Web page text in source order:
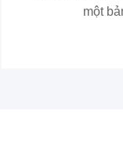
một